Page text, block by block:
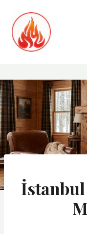
content
İstanbul